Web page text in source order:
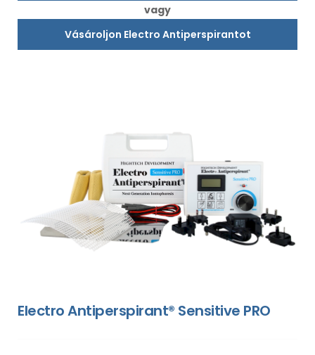
vagy
Vásároljon Electro Antiperspirantot
Electro Antiperspirant® Sensitive PRO